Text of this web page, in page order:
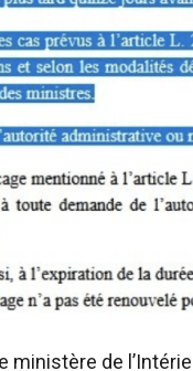
ministère de